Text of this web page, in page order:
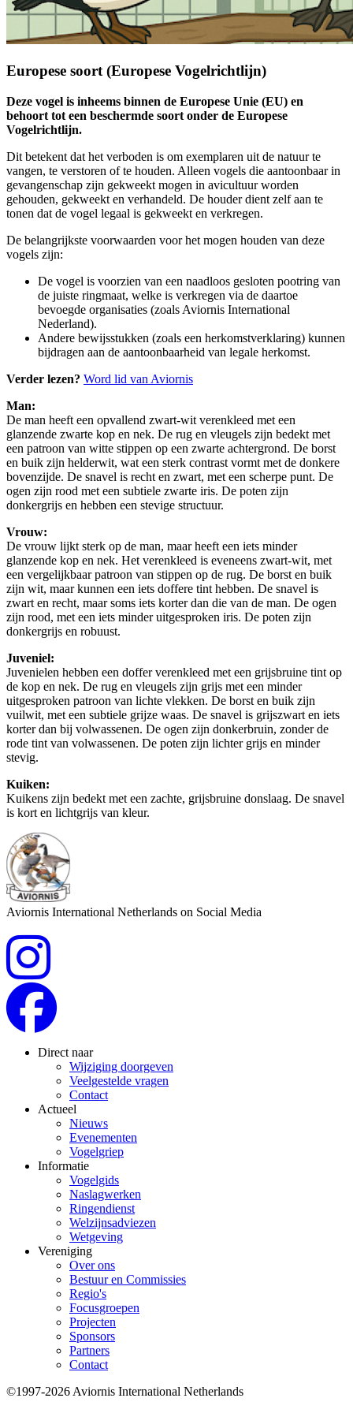
Europese soort (Europese Vogelrichtlijn)
Deze vogel is inheems binnen de Europese Unie (EU) en
behoort tot een beschermde soort onder de Europese
Vogelrichtlijn.
Dit betekent dat het verboden is om exemplaren uit de natuur te
vangen, te verstoren of te houden. Alleen vogels die aantoonbaar in
gevangenschap zijn gekweekt mogen in avicultuur worden
gehouden, gekweekt en verhandeld. De houder dient zelf aan te
tonen dat de vogel legaal is gekweekt en verkregen.
De belangrijkste voorwaarden voor het mogen houden van deze
vogels zijn:
De vogel is voorzien van een naadloos gesloten pootring van
de juiste ringmaat, welke is verkregen via de daartoe
bevoegde organisaties (zoals Aviornis International
Nederland).
Andere bewijsstukken (zoals een herkomstverklaring) kunnen
bijdragen aan de aantoonbaarheid van legale herkomst.
Verder lezen? Word lid van Aviornis
Man:
De man heeft een opvallend zwart-wit verenkleed met een
glanzende zwarte kop en nek. De rug en vleugels zijn bedekt met
een patroon van witte stippen op een zwarte achtergrond. De borst
en buik zijn helderwit, wat een sterk contrast vormt met de donkere
bovenzijde. De snavel is recht en zwart, met een scherpe punt. De
ogen zijn rood met een subtiele zwarte iris. De poten zijn
donkergrijs en hebben een stevige structuur.
Vrouw:
De vrouw lijkt sterk op de man, maar heeft een iets minder
glanzende kop en nek. Het verenkleed is eveneens zwart-wit, met
een vergelijkbaar patroon van stippen op de rug. De borst en buik
zijn wit, maar kunnen een iets doffere tint hebben. De snavel is
zwart en recht, maar soms iets korter dan die van de man. De ogen
zijn rood, met een iets minder uitgesproken iris. De poten zijn
donkergrijs en robuust.
Juveniel:
Juvenielen hebben een doffer verenkleed met een grijsbruine tint op
de kop en nek. De rug en vleugels zijn grijs met een minder
uitgesproken patroon van lichte vlekken. De borst en buik zijn
vuilwit, met een subtiele grijze waas. De snavel is grijszwart en iets
korter dan bij volwassenen. De ogen zijn donkerbruin, zonder de
rode tint van volwassenen. De poten zijn lichter grijs en minder
stevig.
Kuiken:
Kuikens zijn bedekt met een zachte, grijsbruine donslaag. De snavel
is kort en lichtgrijs van kleur.
Aviornis International Netherlands on Social Media
Direct naar
Wijziging doorgeven
Veelgestelde vragen
Contact
Actueel
Nieuws
Evenementen
Vogelgriep
Informatie
Vogelgids
Naslagwerken
Ringendienst
Welzijnsadviezen
Wetgeving
Vereniging
Over ons
Bestuur en Commissies
Regio's
Focusgroepen
Projecten
Sponsors
Partners
Contact
©1997-2026 Aviornis International Netherlands